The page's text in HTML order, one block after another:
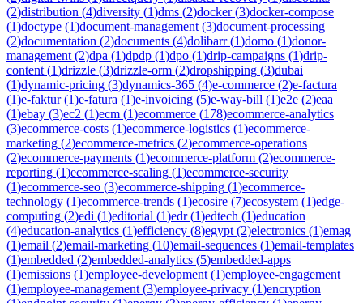
(2)distribution (4)diversity (1)dms (2)docker(3)docker-compose
(1)doctype (1)document-management (3)document-processing
(2)documentation (2)documents (4)dolibarr(1)domo (1)donor-
management (2)dpa (1)dpdp (1)dpo (1)drip-campaigns (1)drip-
content (1)drizzle (3)drizzle-orm (2)dropshipping (3)dubai
(1)dynamic-pricing (3)dynamics-365 (4)e-commerce (2)e-factura
(1)e-faktur(1)e-fatura (1)e-invoicing (5)e-way-bill (1)e2e (2)eaa
(1)ebay (3)ec2 (1)ecm (1)ecommerce (178)ecommerce-analytics
(3)ecommerce-costs (1)ecommerce-logistics (1)ecommerce-
marketing (2)ecommerce-metrics (2)ecommerce-operations
(2)ecommerce-payments (1)ecommerce-platform (2)ecommerce-
reporting (1)ecommerce-scaling (1)ecommerce-security
(1)ecommerce-seo (3)ecommerce-shipping (1)ecommerce-
technology (1)ecommerce-trends (1)ecosire (7)ecosystem (1)edge-
computing (2)edi (1)editorial (1)edr(1)edtech (1)education
(4)education-analytics (1)efficiency (8)egypt (2)electronics (1)emag
(1)email (2)email-marketing (10)email-sequences (1)email-templates
(1)embedded (2)embedded-analytics (5)embedded-apps
(1)emissions (1)employee-development (1)employee-engagement
(1)employee-management (3)employee-privacy (1)encryption